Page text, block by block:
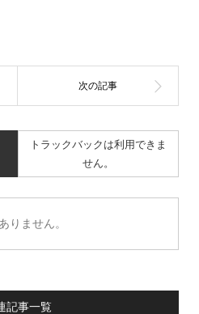
トラックバックは利用できま
せん。
りません。
記事一覧